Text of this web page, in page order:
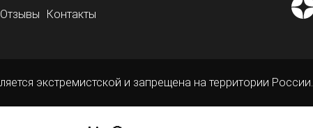
Отзывы Контакты
экстремистской и запрещена на территории России.